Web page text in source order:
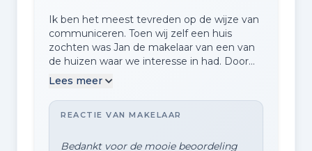
Ik ben het meest tevreden op de wijze van
communiceren. Toen wij zelf een huis
zochten was Jan de makelaar van een van
de huizen waar we interesse in had. Door
hoe hij zich bij de bezichtiging gedroeg,
faire toon, heb ik besloten om hem te
vragen ons huis nu te verkopen.
Lees meer
REACTIE VAN MAKELAAR
Bedankt voor de mooie beoordeling